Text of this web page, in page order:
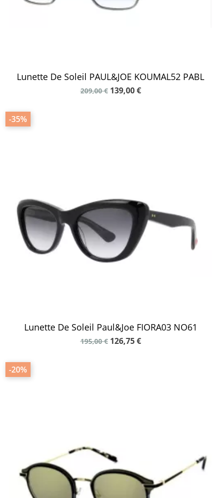
Lunette De Soleil PAUL&JOE KOUMAL52 PABL
209,00 € 139,00 €
-35%
Lunette De Soleil Paul&Joe FIORA03 NO61
195,00 € 126,75 €
-20%